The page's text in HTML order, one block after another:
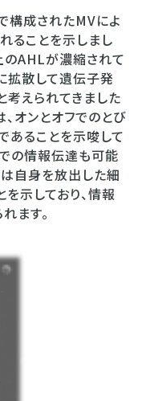
構成されたMVによ
ることを示しまし
のAHLが濃縮されて
拡散して遺伝子発
考えられてきました
オンとオフでのとび
あることを示唆して
の情報伝達も可能
は自身を放出した細
示しており、情報
ます。